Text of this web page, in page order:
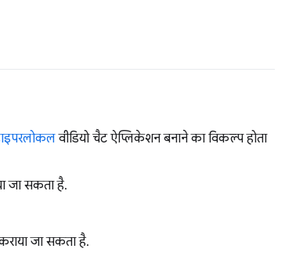
वीडियो चैट ऐप्लिकेशन बनाने का विकल्प होता
जा सकता है.
जा सकता है.